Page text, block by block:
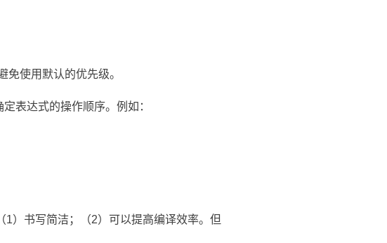
免使用默认的优先级。
表达式的操作顺序。例如：
）书写简洁；（2）可以提高编译效率。但